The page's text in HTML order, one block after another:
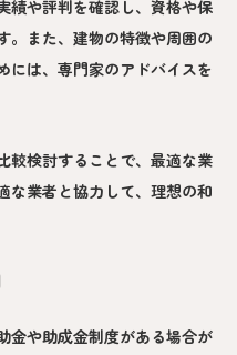
績や評判を確認し、資格や保
。また、建物の特徴や周囲の
には、専門家のアドバイスを
較検討することで、最適な業
な業者と協力して、理想の和
金や助成金制度がある場合が